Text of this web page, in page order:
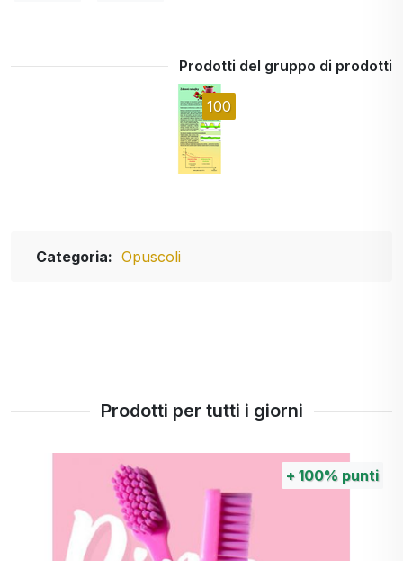
Prodotti del gruppo di prodotti
100
Categoria: Opuscoli
Prodotti per tutti i giorni
+ 100% punti